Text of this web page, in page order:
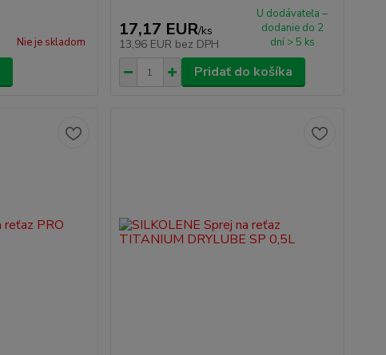
Nie je skladom
17,17 EUR/ks
13,96 EUR bez DPH
U dodávateľa –
dodanie do 2
dní > 5 ks
Pridať do košíka